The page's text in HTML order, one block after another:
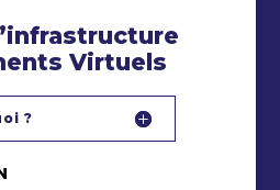
Virtuels
?